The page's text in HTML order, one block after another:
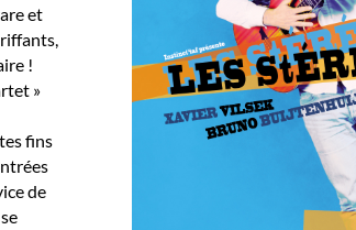
et
!
»
fins
de